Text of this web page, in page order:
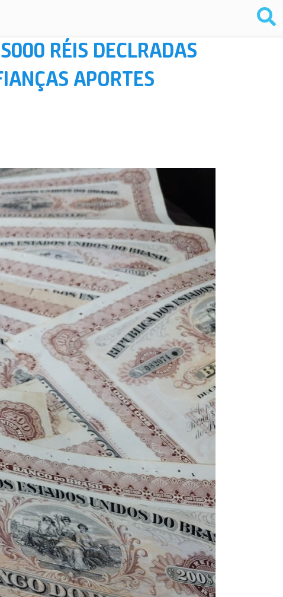
RÉIS DECLRADAS
APORTES